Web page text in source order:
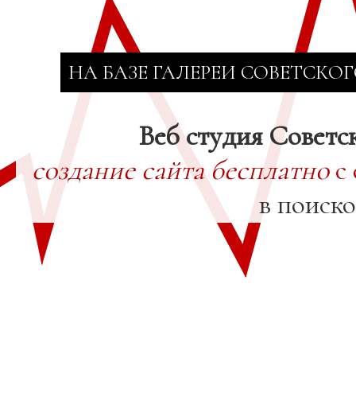
НА БАЗЕ ГАЛЕРЕИ
Веб студия
создание сайта бесплатнос
в